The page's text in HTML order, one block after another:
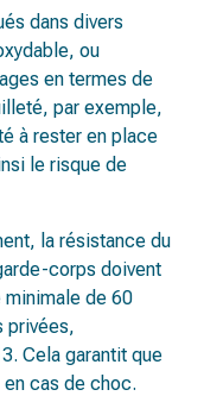
dans divers
ou
en termes de
par exemple,
à rester en place
le risque de
la résistance du
corps doivent
de 60
privées,
Cela garantit que
cas de choc.